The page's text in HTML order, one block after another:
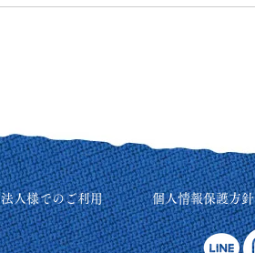
法人様でのご利用 個人情報保護方針